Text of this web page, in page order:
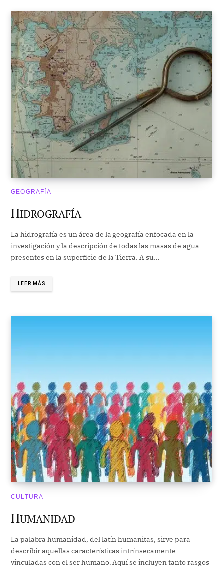
GEOGRAFÍA
HIDROGRAFÍA
La hidrografía es un área de la geografía enfocada en la
investigación y la descripción de todas las masas de agua
presentes en la superficie de la Tierra. A su…
LEER MÁS
CULTURA
HUMANIDAD
La palabra humanidad, del latín humanitas, sirve para
describir aquellas características intrínsecamente
vinculadas con el ser humano. Aquí se incluyen tanto rasgos